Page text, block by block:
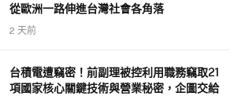
從歐洲一路伸進台灣社會各角落
2 天前
台積電遭竊密！前副理被控利用職務竊取21
項國家核心關鍵技術與營業秘密，企圖交給